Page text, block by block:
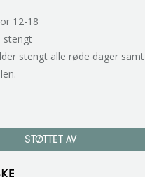
12-18
stengt
stengt alle røde dager samt
STØTTET AV